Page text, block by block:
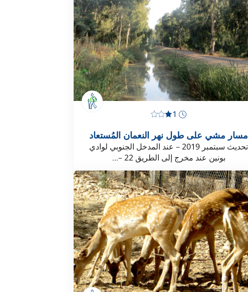
1
مسار مشي على طول نهر النعمان المُستعاد
تحديث سبتمبر 2019 – عند المدخل الجنوبي لوادي
بونين عند مخرج إلى الطريق 22 –...